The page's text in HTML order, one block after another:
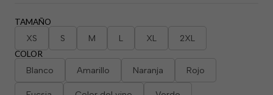
TAMAÑO
XS S M L XL 2XL
COLOR
Blanco Amarillo Naranja Rojo